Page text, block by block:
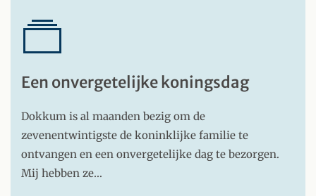
Een onvergetelijke koningsdag
Dokkum is al maanden bezig om de
zevenentwintigste de koninklijke familie te
ontvangen en een onvergetelijke dag te bezorgen.
Mij hebben ze…